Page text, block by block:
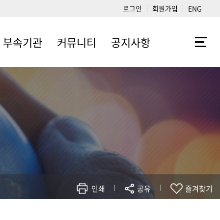
로그인 회원가입 ENG
부속기관
생지도센터
걸클리닉센터
학연구소
익인권법센터
학도서관
대·법전원
커뮤니티
건의합니다
동문소식방
공지사항
학생지도센터
변호사시험
인쇄 공유 즐겨찾기